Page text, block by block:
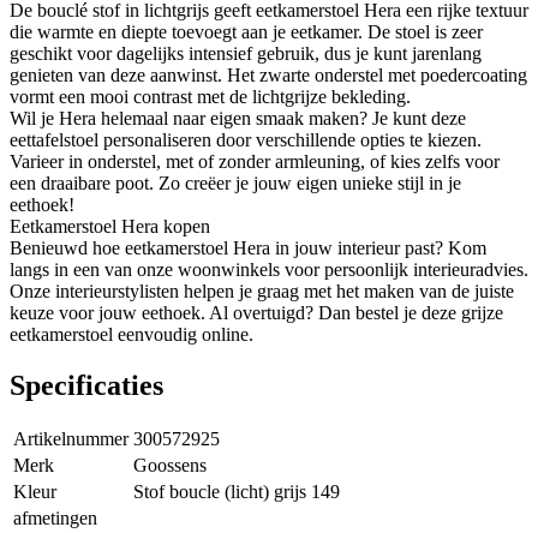
De bouclé stof in lichtgrijs geeft eetkamerstoel Hera een rijke textuur
die warmte en diepte toevoegt aan je eetkamer. De stoel is zeer
geschikt voor dagelijks intensief gebruik, dus je kunt jarenlang
genieten van deze aanwinst. Het zwarte onderstel met poedercoating
vormt een mooi contrast met de lichtgrijze bekleding.
Wil je Hera helemaal naar eigen smaak maken? Je kunt deze
eettafelstoel personaliseren door verschillende opties te kiezen.
Varieer in onderstel, met of zonder armleuning, of kies zelfs voor
een draaibare poot. Zo creëer je jouw eigen unieke stijl in je
eethoek!
Eetkamerstoel Hera kopen
Benieuwd hoe eetkamerstoel Hera in jouw interieur past? Kom
langs in een van onze woonwinkels voor persoonlijk interieuradvies.
Onze interieurstylisten helpen je graag met het maken van de juiste
keuze voor jouw eethoek. Al overtuigd? Dan bestel je deze grijze
eetkamerstoel eenvoudig online.
Specificaties
Artikelnummer 300572925
Merk
Goossens
Kleur
Stof boucle (licht) grijs 149
afmetingen